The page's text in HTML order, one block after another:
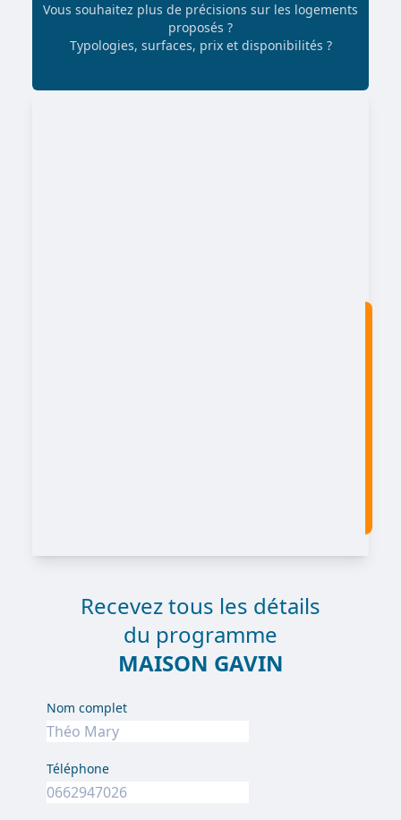
Vous souhaitez plus de précisions sur les logements
proposés ?
Typologies, surfaces, prix et disponibilités ?
Recevez tous les détails
du programme
MAISON GAVIN
Nom complet
Téléphone